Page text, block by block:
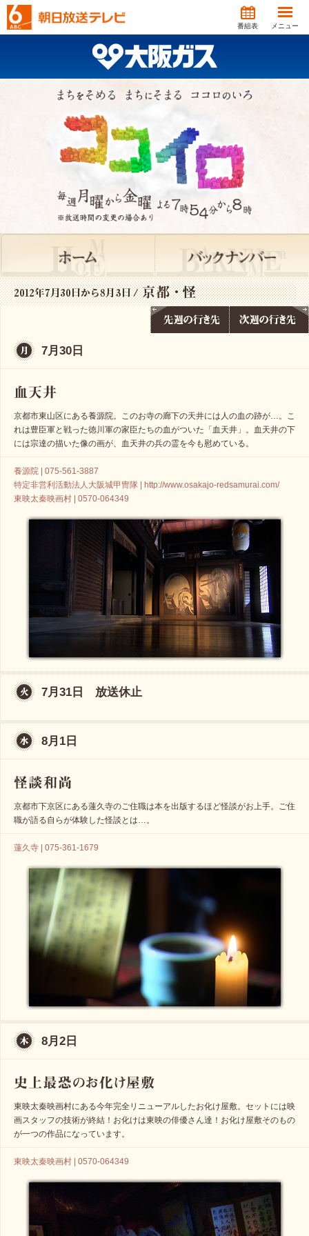
番組表 メニュー
7月30日
京都市東山区にある養源院。このお寺の廊下の天井には人の血の跡が…。こ
れは豊臣軍と戦った徳川軍の家臣たちの血がついた「血天井」。血天井の下
には宗達の描いた像の画が、血天井の兵の霊を今も慰めている。
養源院 | 075-561-3887
特定非営利活動法人大阪城甲冑隊 | http://www.osakajo-redsamurai.com/
東映太秦映画村 | 0570-064349
7月31日 放送休止
8月1日
京都市下京区にある蓮久寺のご住職は本を出版するほど怪談がお上手。ご住
職が語る自らが体験した怪談とは…。
蓮久寺 | 075-361-1679
8月2日
東映太秦映画村にある今年完全リニューアルしたお化け屋敷。セットには映
画スタッフの技術が終結！お化けは東映の俳優さん達！お化け屋敷そのもの
が一つの作品になっています。
東映太秦映画村 | 0570-064349